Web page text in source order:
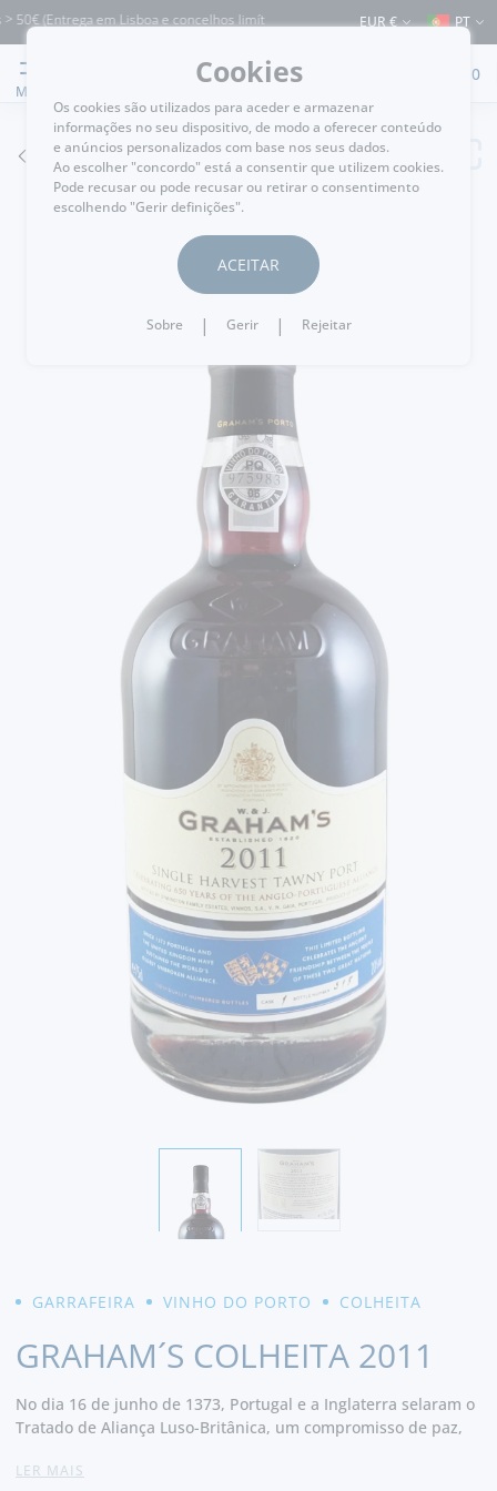
(Entrega em Lisboa e concelhos limítrofes) ⚠️ Envios para Portugal e para o
EUR € PT
MENU
0
VOLTAR
GARRAFEIRA VINHO DO PORTO COLHEITA
GRAHAM´S COLHEITA 2011
No dia 16 de junho de 1373, Portugal e a Inglaterra selaram o
Tratado de Aliança Luso-Britânica, um compromisso de paz,
hoje como a mais antiga aliança ininterrupta entre dois
LER MAIS
Cookies
Os cookies são utilizados para aceder e armazenar
informações no seu dispositivo, de modo a oferecer conteúdo
e anúncios personalizados com base nos seus dados.
Ao escolher "concordo" está a consentir que utilizem cookies.
Pode recusar ou pode recusar ou retirar o consentimento
escolhendo "Gerir definições".
ACEITAR
Sobre | Gerir | Rejeitar